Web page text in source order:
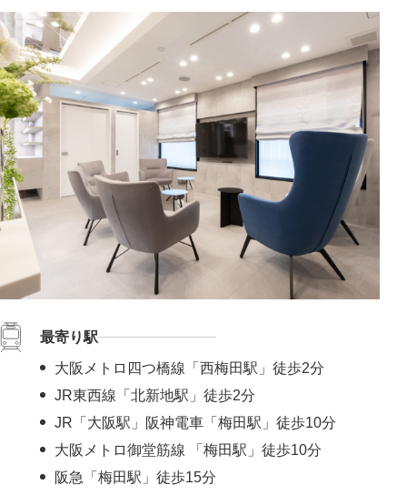
最寄り駅
大阪メトロ四つ橋線「西梅田駅」徒歩2分
JR東西線「北新地駅」徒歩2分
JR「大阪駅」阪神電車「梅田駅」徒歩10分
大阪メトロ御堂筋線 「梅田駅」徒歩10分
阪急「梅田駅」徒歩15分